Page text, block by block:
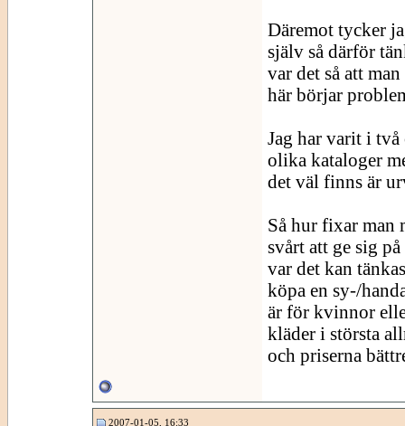
Däremot tycker
själv så därför
var det så att
här börjar
Jag har varit i
olika kataloger
det väl finns är
Så hur fixar man
svårt att ge sig
var det kan
köpa en sy-/
är för kvinnor
kläder i största
och priserna
2007-01-05, 16:33